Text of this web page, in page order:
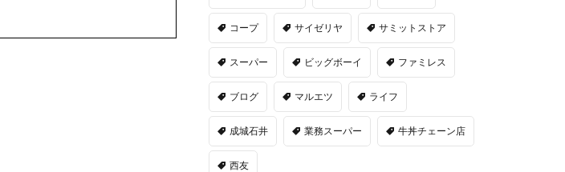
コープ サイゼリヤ サミットストア
スーパー ビッグボーイ ファミレス
ブログ マルエツ ライフ
成城石井 業務スーパー 牛丼チェーン店
西友